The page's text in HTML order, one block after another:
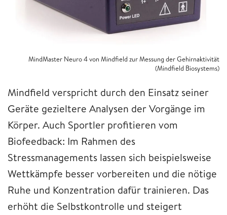
MindMaster Neuro 4 von Mindfield zur Messung der Gehirnaktivität
(Mindfield Biosystems)
Mindfield verspricht durch den Einsatz seiner
Geräte gezieltere Analysen der Vorgänge im
Körper. Auch Sportler profitieren vom
Biofeedback: Im Rahmen des
Stressmanagements lassen sich beispielsweise
Wettkämpfe besser vorbereiten und die nötige
Ruhe und Konzentration dafür trainieren. Das
erhöht die Selbstkontrolle und steigert